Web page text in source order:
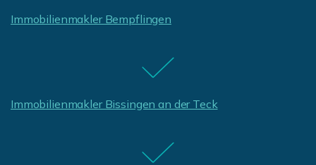
Immobilienmakler Bempflingen
Immobilienmakler Bissingen an der Teck